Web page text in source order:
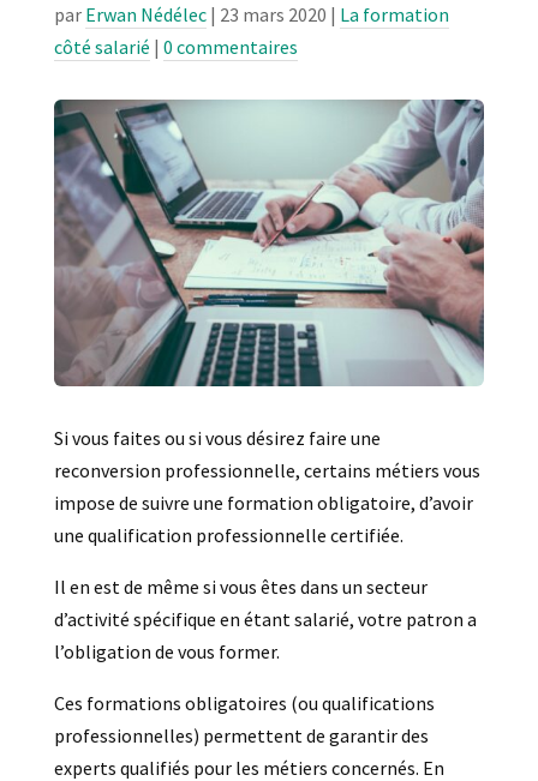
par Erwan Nédélec| 23 mars 2020 | La formation
côté salarié | 0 commentaires
Si vous faites ou si vous désirez faire une
reconversion professionnelle, certains métiers vous
impose de suivre une formation obligatoire, d’avoir
une qualification professionnelle certifiée.
Il en est de même si vous êtes dans un secteur
d’activité spécifique en étant salarié, votre patron a
l’obligation de vous former.
Ces formations obligatoires (ou qualifications
professionnelles) permettent de garantir des
experts qualifiés pour les métiers concernés. En